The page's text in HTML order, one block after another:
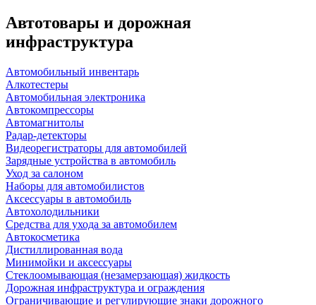
Автотовары и дорожная
инфраструктура
Автомобильный инвентарь
Алкотестеры
Автомобильная электроника
Автокомпрессоры
Автомагнитолы
Радар-детекторы
Видеорегистраторы для автомобилей
Зарядные устройства в автомобиль
Уход за салоном
Наборы для автомобилистов
Аксессуары в автомобиль
Автохолодильники
Средства для ухода за автомобилем
Автокосметика
Дистиллированная вода
Минимойки и аксессуары
Стеклоомывающая (незамерзающая) жидкость
Дорожная инфраструктура и ограждения
Ограничивающие и регулирующие знаки дорожного